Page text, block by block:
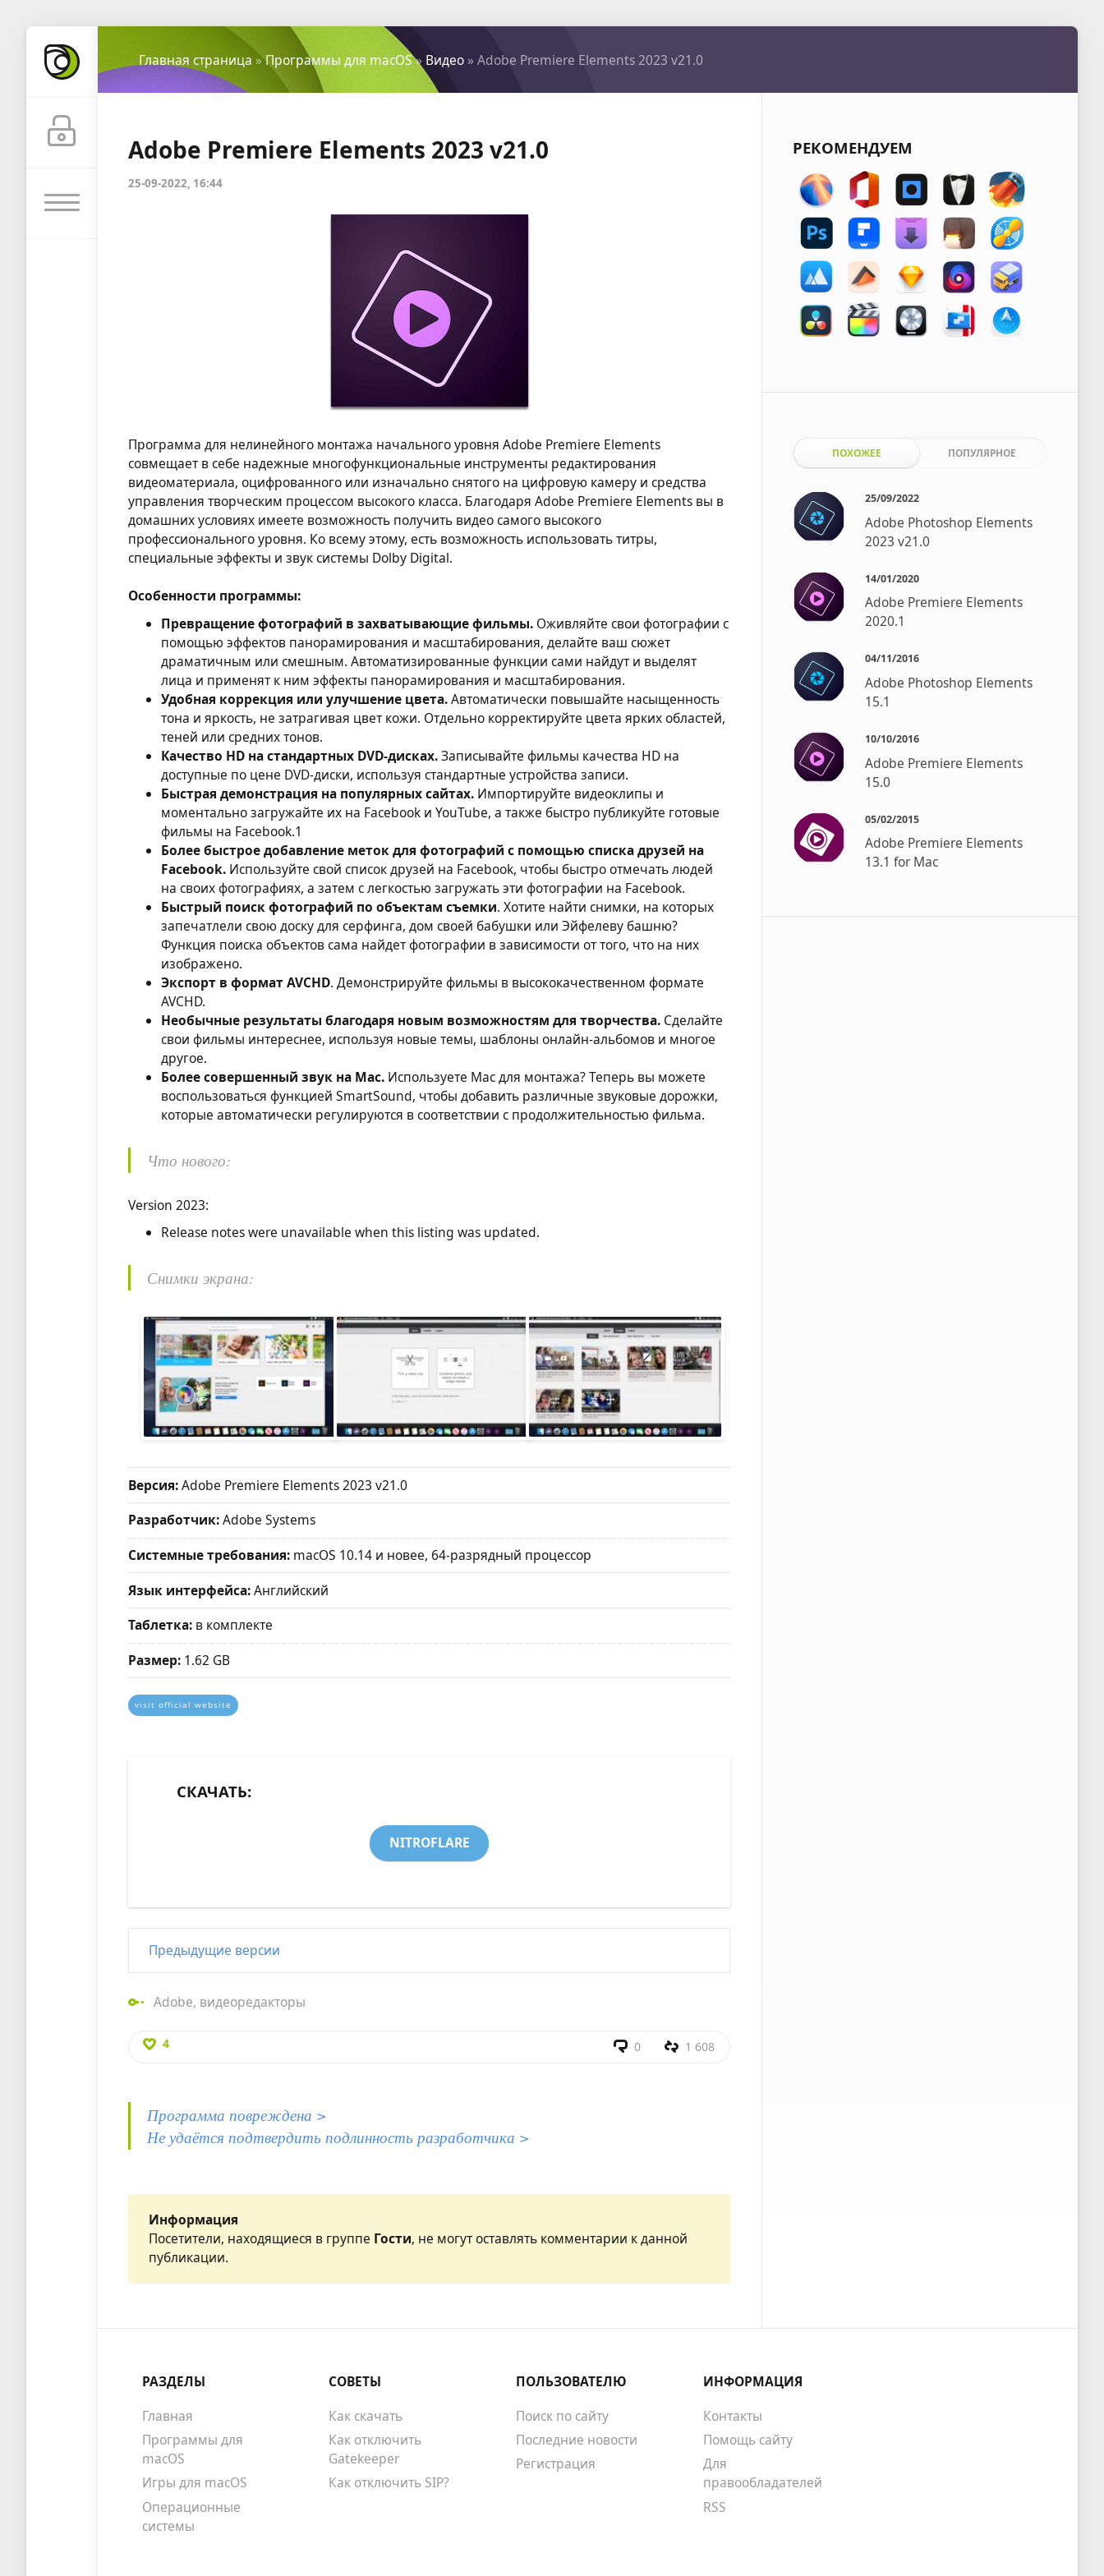
Главная страница »Программы для macOS» Видео» Adobe Premiere Elements 2023 v21.0
Adobe Premiere Elements 2023 v21.0
25-09-2022, 16:44
Программа для нелинейного монтажа начального уровня Adobe Premiere Elements
совмещает в себе надежные многофункциональные инструменты редактирования
видеоматериала, оцифрованного или изначально снятого на цифровую камеру и средства
управления творческим процессом высокого класса. Благодаря Adobe Premiere Elements вы в
домашних условиях имеете возможность получить видео самого высокого
профессионального уровня. Ко всему этому, есть возможность использовать титры,
специальные эффекты и звук системы Dolby Digital.
Особенности программы:
Превращение фотографий в захватывающие фильмы. Оживляйте свои фотографии с
помощью эффектов панорамирования и масштабирования, делайте ваш сюжет
драматичным или смешным. Автоматизированные функции сами найдут и выделят
лица и применят к ним эффекты панорамирования и масштабирования.
Удобная коррекция или улучшение цвета.Автоматически повышайте насыщенность
тона и яркость, не затрагивая цвет кожи. Отдельно корректируйте цвета ярких областей,
теней или средних тонов.
Качество HD на стандартных DVD-дисках.Записывайте фильмы качества HD на
доступные по цене DVD-диски, используя стандартные устройства записи.
Быстрая демонстрация на популярных сайтах. Импортируйте видеоклипы и
моментально загружайте их на Facebook и YouTube, а также быстро публикуйте готовые
фильмы на Facebook.1
Более быстрое добавление меток для фотографий с помощью списка друзей на
Facebook. Используйте свой список друзей на Facebook, чтобы быстро отмечать людей
на своих фотографиях, а затем с легкостью загружать эти фотографии на Facebook.
Быстрый поиск фотографий по объектам съемки. Хотите найти снимки, на которых
запечатлели свою доску для серфинга, дом своей бабушки или Эйфелеву башню?
Функция поиска объектов сама найдет фотографии в зависимости от того, что на них
изображено.
Экспорт в формат AVCHD. Демонстрируйте фильмы в высококачественном формате
AVCHD.
Необычные результаты благодаря новым возможностям для творчества. Сделайте
свои фильмы интереснее, используя новые темы, шаблоны онлайн-альбомов и многое
другое.
Более совершенный звук на Mac. Используете Mac для монтажа? Теперь вы можете
воспользоваться функцией SmartSound, чтобы добавить различные звуковые дорожки,
которые автоматически регулируются в соответствии с продолжительностью фильма.
Что нового:
Version 2023:
Release notes were unavailable when this listing was updated.
Снимки экрана:
Версия:Adobe Premiere Elements 2023 v21.0
Разработчик:Adobe Systems
Системные требования: macOS 10.14 и новее, 64-разрядный процессор
Язык интерфейса:Английский
Таблетка: в комплекте
Размер: 1.62 GB
visit official website
СКАЧАТЬ:
NITROFLARE
Предыдущие версии
Adobe, видеоредакторы
4 0 1 608
Программа повреждена >
Не удаётся подтвердить подлинность разработчика >
Информация
Посетители, находящиеся в группе Гости, не могут оставлять комментарии к данной
публикации.
РЕКОМЕНДУЕМ
ПОХОЖЕЕ ПОПУЛЯРНОЕ
25/09/2022
Adobe Photoshop Elements
2023 v21.0
14/01/2020
Adobe Premiere Elements
2020.1
04/11/2016
Adobe Photoshop Elements
15.1
10/10/2016
Adobe Premiere Elements
15.0
05/02/2015
Adobe Premiere Elements
13.1 for Mac
РАЗДЕЛЫ
Главная
Программы для
macOS
Игры для macOS
Операционные
системы
СОВЕТЫ
Как скачать
Как отключить
Gatekeeper
Как отключить SIP?
ПОЛЬЗОВАТЕЛЮ
Поиск по сайту
Последние новости
Регистрация
ИНФОРМАЦИЯ
Контакты
Помощь сайту
Для
правообладателей
RSS